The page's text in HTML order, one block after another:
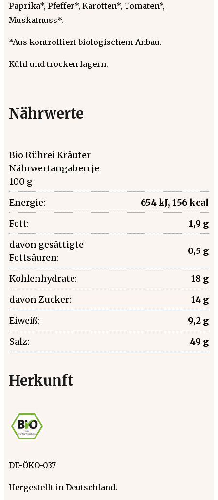
Paprika*, Pfeffer*, Karotten*, Tomaten*,
Muskatnuss*.
*Aus kontrolliert biologischem Anbau.
Kühl und trocken lagern.
Nährwerte
Bio Rührei Kräuter
Nährwertangaben je
100 g
Energie:
654 kJ, 156 kcal
Fett:
1,9 g
davon gesättigte
Fettsäuren:
0,5 g
Kohlenhydrate:
18 g
davon Zucker:
14 g
Eiweiß:
9,2 g
Salz:
49 g
Herkunft
DE-ÖKO-037
Hergestellt in Deutschland.